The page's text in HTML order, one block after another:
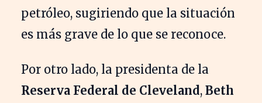
petróleo, sugiriendo que la situación
es más grave de lo que se reconoce.
Por otro lado, la presidenta de la
Reserva Federal de Cleveland, Beth